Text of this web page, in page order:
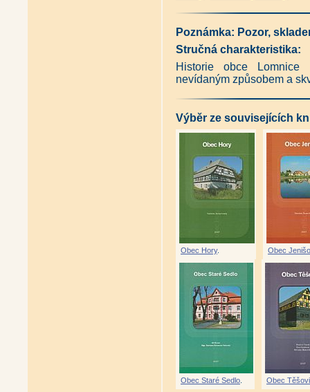
Poznámka: Pozor,
Stručná charakteristika:
Historie obce
nevídaným způsobem a
Výběr ze souvisejících
Obec Hory. Obec
Obec Staré Sedlo Obec